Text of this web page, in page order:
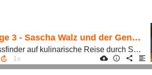
Staffel 9 Folge 3 - Sascha Walz und der Genussfinder Sachsen-Anhalt
Mit dem Genussfinder auf kulinarische Reise durch Sachsen-Anhalt